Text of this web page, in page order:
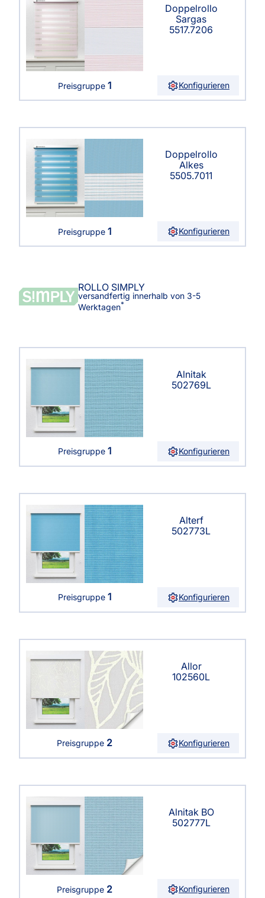
Doppelrollo
Sargas
5517.7206
Preisgruppe 1 Konfigurieren
Doppelrollo
Alkes
5505.7011
Preisgruppe 1 Konfigurieren
ROLLO SIMPLY
versandfertig innerhalb von 3-5
Werktagen*
Alnitak
502769L
Preisgruppe 1 Konfigurieren
Alterf
502773L
Preisgruppe 1 Konfigurieren
Allor
102560L
Preisgruppe 2 Konfigurieren
Alnitak BO
502777L
Preisgruppe 2 Konfigurieren